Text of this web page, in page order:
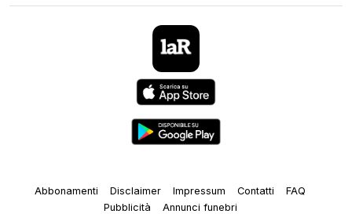
Abbonamenti Disclaimer Impressum Contatti
FAQ
Pubblicità
Annunci funebri